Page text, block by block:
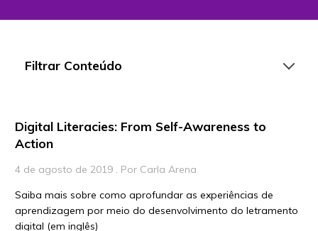
Filtrar Conteúdo
Artigos
Para Educadores
Digital Literacies: From Self-Awareness to
Action
4 de agosto de 2019 . Por Carla Arena
Saiba mais sobre como aprofundar as experiências de
aprendizagem por meio do desenvolvimento do letramento
digital (em inglês)